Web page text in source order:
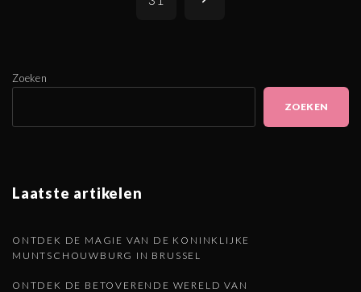
p
g
a
i
o
d
e
Zoeken
ZOEKEN
Laatste artikelen
ONTDEK DE MAGIE VAN DE KONINKLIJKE
MUNTSCHOUWBURG IN BRUSSEL
ONTDEK DE BETOVERENDE WERELD VAN